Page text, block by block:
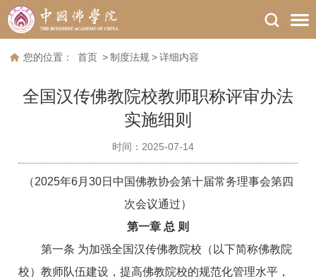
您的位置： 首页 > 制度法规 > 详细内容
全国汉传佛教院校教师职称评审办法
实施细则
时间：2025-07-14
（2025年6月30日中国佛教协会第十届常务理事会第四
次会议通过）
第一章 总 则
第一条 为加强全国汉传佛教院校（以下简称佛教院
校）教师队伍建设，提高佛教院校的规范化管理水平，